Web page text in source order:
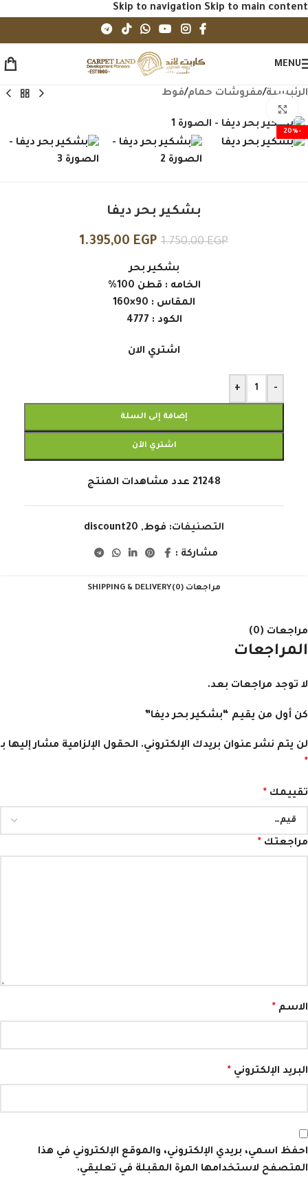
Skip to navigation Skip to main content
MENU
الرئيسية/مفروشات حمام/فوط
-20%
بشكير بحر ديفا
1.750,00EGP
1.395,00 EGP
بشكير بحر
الخامه : قطن 100%
المقاس : 90×160
الكود : 4777
اشتري الان
-
+
إضافة إلى السلة
اشتري الآن
21248 عدد مشاهدات المنتج
التصنيفات: فوط,
discount20
مشاركة :
مراجعات (0) SHIPPING & DELIVERY
مراجعات (0)
المراجعات
لا توجد مراجعات بعد.
كن أول من يقيم “بشكير بحر ديفا”
لن يتم نشر عنوان بريدك الإلكتروني. الحقول الإلزامية مشار إليها بـ
*
تقييمك *
مراجعتك *
الاسم *
البريد الإلكتروني *
احفظ اسمي، بريدي الإلكتروني، والموقع الإلكتروني في هذا
المتصفح لاستخدامها المرة المقبلة في تعليقي.